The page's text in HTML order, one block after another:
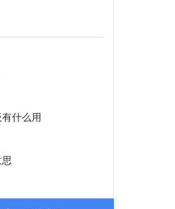
什么用